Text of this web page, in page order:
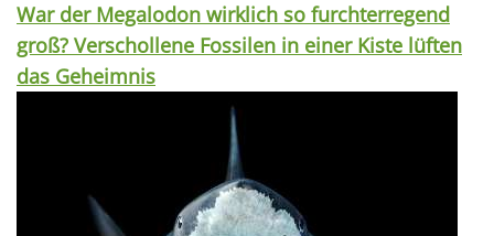
War der Megalodon wirklich so furchterregend
groß? Verschollene Fossilen in einer Kiste lüften
das Geheimnis